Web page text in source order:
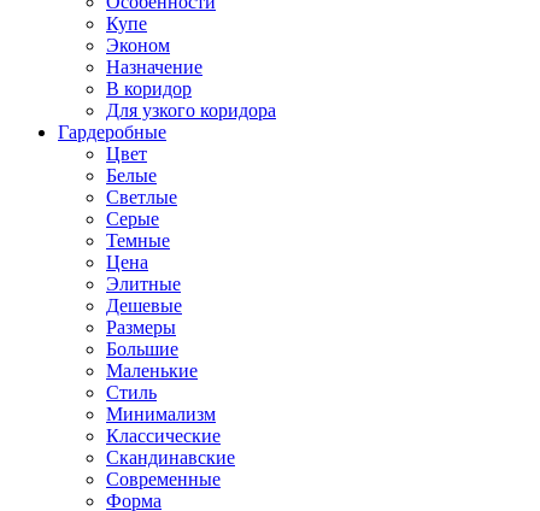
Купе
Эконом
Назначение
В коридор
Для узкого коридора
Гардеробные
Цвет
Белые
Светлые
Серые
Темные
Цена
Элитные
Дешевые
Размеры
Большие
Маленькие
Стиль
Минимализм
Классические
Скандинавские
Современные
Форма